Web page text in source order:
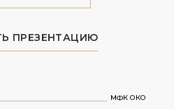
ПРЕЗЕНТАЦИЮ
МФК ОКО